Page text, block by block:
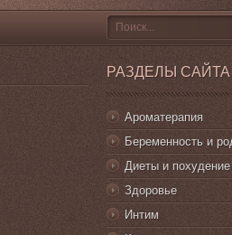
РАЗДЕЛЫ САЙТА
Ароматерапия
Беременность и
Диеты и похудение
Здоровье
Интим